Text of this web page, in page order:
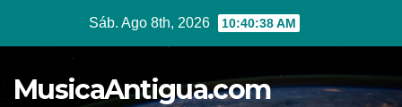
Sáb. Ago 8th, 2026 10:40:39 AM
MusicaAntigua.com